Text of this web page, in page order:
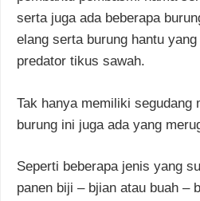
serta juga ada beberapa
elang serta burung hantu
predator tikus sawah.
Tak hanya memiliki segudang
burung ini juga ada yang
Seperti beberapa jenis yang
panen biji – bjian atau buah –